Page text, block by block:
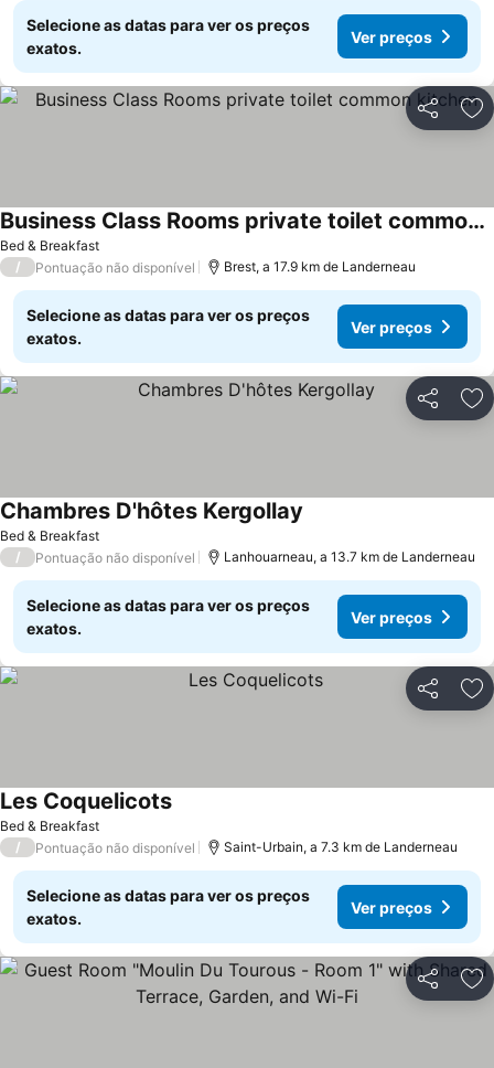
Selecione as datas para ver os preços
exatos.
Ver preços
Partilhar
Bed & Breakfast
Business Class Rooms private toilet common kitchen
Ver preços
/ Pontuação não disponível Brest, a 17.9 km de Landerneau
Selecione as datas para ver os preços
exatos.
Ver preços
Partilhar
Bed & Breakfast
Chambres D'hôtes Kergollay
/ Pontuação não disponível Lanhouarneau, a 13.7 km de Landerneau
Selecione as datas para ver os preços
exatos.
Ver preços
Partilhar
Bed & Breakfast
Les CoquelicotsVer preços
/ Pontuação não disponível Saint-Urbain, a 7.3 km de Landerneau
Selecione as datas para ver os preços
exatos.
Ver preços
Partilhar